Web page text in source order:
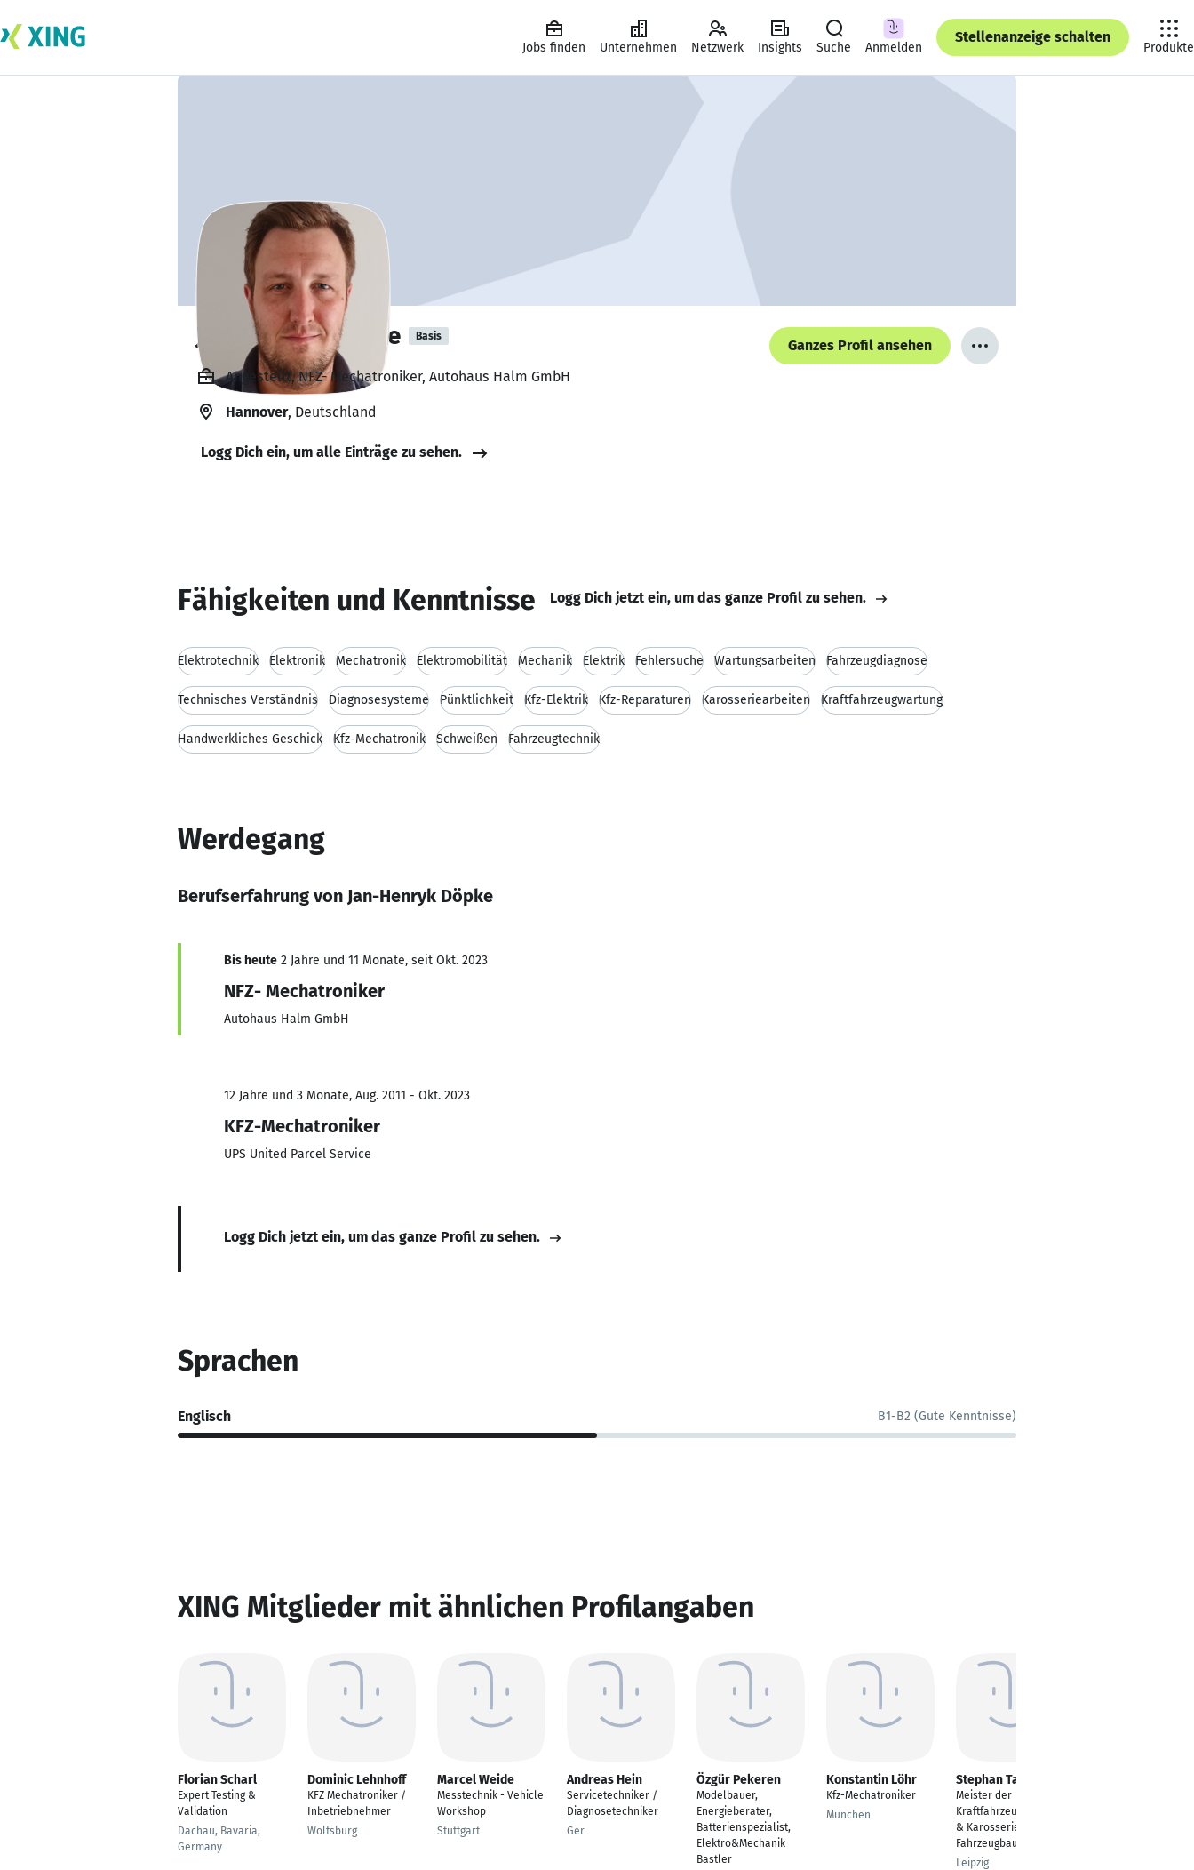
Jobs finden Unternehmen Netzwerk Insights Suche Anmelden
Stellenanzeige schalten
Produkte
Jan-Henryk Döpke Basis
Ganzes Profil ansehen
Angestellt, NFZ- Mechatroniker, Autohaus Halm GmbH
Hannover, Deutschland
Logg Dich ein, um alle Einträge zu sehen.
Fähigkeiten und Kenntnisse Logg Dich jetzt ein, um das ganze Profil zu sehen.
Elektrotechnik Elektronik Mechatronik Elektromobilität Mechanik Elektrik Fehlersuche Wartungsarbeiten Fahrzeugdiagnose
Technisches Verständnis Diagnosesysteme Pünktlichkeit Kfz-Elektrik Kfz-Reparaturen Karosseriearbeiten Kraftfahrzeugwartung
Handwerkliches Geschick Kfz-Mechatronik Schweißen Fahrzeugtechnik
Werdegang
Berufserfahrung von Jan-Henryk Döpke
Bis heute 2 Jahre und 11 Monate, seit Okt. 2023
NFZ- Mechatroniker
Autohaus Halm GmbH
12 Jahre und 3 Monate, Aug. 2011 - Okt. 2023
KFZ-Mechatroniker
UPS United Parcel Service
Logg Dich jetzt ein, um das ganze Profil zu sehen.
Sprachen
Englisch B1-B2 (Gute Kenntnisse)
XING Mitglieder mit ähnlichen Profilangaben
Florian Scharl
Expert Testing &
Validation
Dachau, Bavaria,
Germany
Dominic Lehnhoff
KFZ Mechatroniker /
Inbetriebnehmer
Wolfsburg
Marcel Weide
Messtechnik - Vehicle
Workshop
Stuttgart
Andreas Hein
Servicetechniker /
Diagnosetechniker
Ger
Özgür Pekeren
Modelbauer,
Energieberater,
Batterienspezialist,
Elektro&Mechanik
Bastler
Konstantin Löhr
Kfz-Mechatroniker
München
Stephan Taudte
Meister der
Kraftfahrzeugtechnik
& Karosserie und
Fahrzeugbauer
Leipzig